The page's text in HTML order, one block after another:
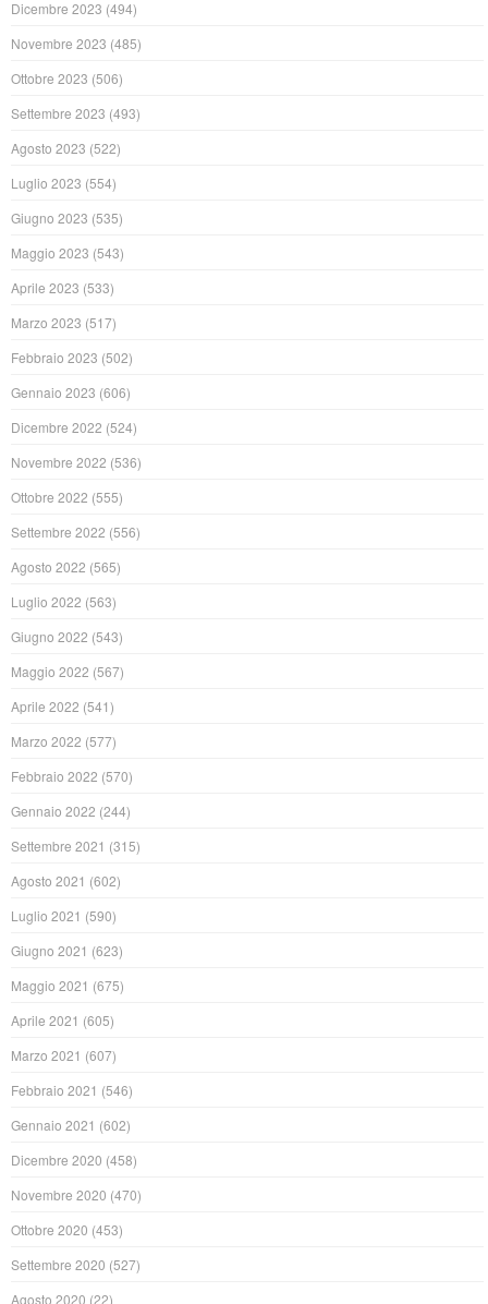
Dicembre 2023 (494)
Novembre 2023 (485)
Ottobre 2023 (506)
Settembre 2023 (493)
Agosto 2023 (522)
Luglio 2023 (554)
Giugno 2023 (535)
Maggio 2023 (543)
Aprile 2023 (533)
Marzo 2023 (517)
Febbraio 2023 (502)
Gennaio 2023 (606)
Dicembre 2022 (524)
Novembre 2022 (536)
Ottobre 2022 (555)
Settembre 2022 (556)
Agosto 2022 (565)
Luglio 2022 (563)
Giugno 2022 (543)
Maggio 2022 (567)
Aprile 2022 (541)
Marzo 2022 (577)
Febbraio 2022 (570)
Gennaio 2022 (244)
Settembre 2021 (315)
Agosto 2021 (602)
Luglio 2021 (590)
Giugno 2021 (623)
Maggio 2021 (675)
Aprile 2021 (605)
Marzo 2021 (607)
Febbraio 2021 (546)
Gennaio 2021 (602)
Dicembre 2020 (458)
Novembre 2020 (470)
Ottobre 2020 (453)
Settembre 2020 (527)
Agosto 2020 (22)